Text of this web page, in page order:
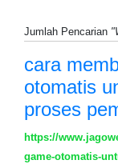
Jumlah Pencarian
cara
otomatis
proses
https://
game-otomatis-